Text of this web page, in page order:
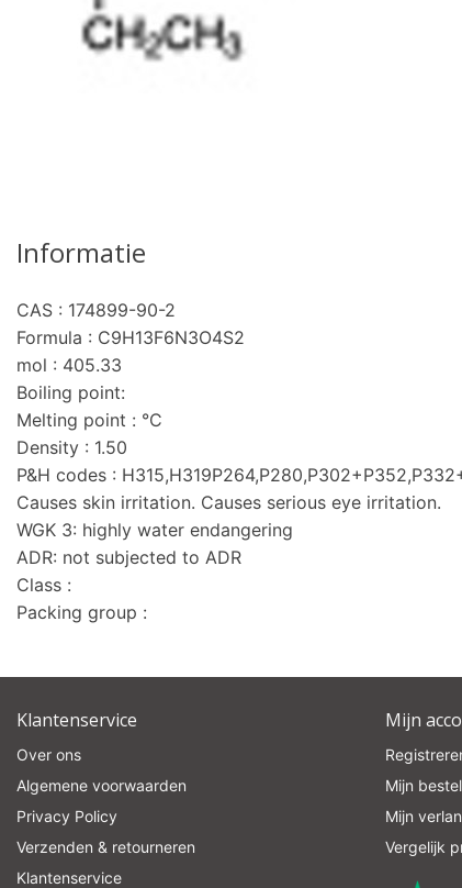
Informatie
CAS : 174899-90-2
Formula : C9H13F6N3O4S2
mol : 405.33
Boiling point:
Melting point : °C
Density : 1.50
P&H codes :
Causes skin irritation. Causes serious eye irritation.
WGK 3: highly water endangering
ADR: not subjected to ADR
Class :
Packing group :
Klantenservice
Over ons
Algemene voorwaarden
Privacy Policy
Verzenden & retourneren
Klantenservice
Mijn
Mijn
Mijn
Vergelijk